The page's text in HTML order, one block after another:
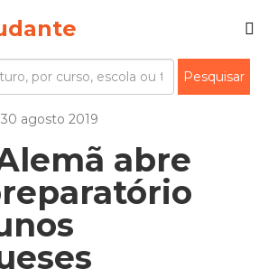
agosto 2019
abre